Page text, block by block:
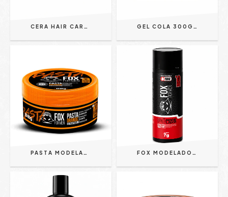
CERA HAIR CARAMELO 80G- FOX FOR MEN- REF. 1647 GEL COLA 300G FOX FOR MEN REF. 715
PASTA MODELADORA ORANGE 80G FOX FOR MEN FOX MODELADOR EM PÓ 7G